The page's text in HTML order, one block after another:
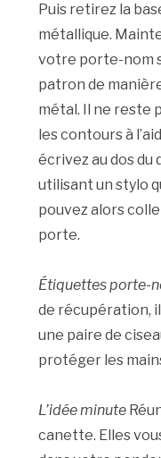
Puis retirez la
métallique.
votre porte-nom
patron de
métal. Il ne reste
les contours à
écrivez au dos du
utilisant un stylo
pouvez alors
porte.
Étiquettes porte-
de récupération,
une paire de
protéger les
L’idée minute
canette. Elles